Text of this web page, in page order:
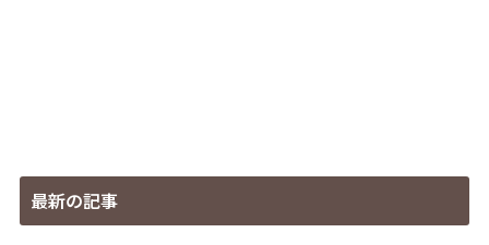
最新の記事